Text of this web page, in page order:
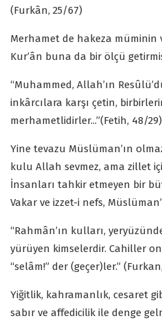
(Furkân, 25/67)
Merhamet de hakeza müminin
Kur’ân buna da bir ölçü
“Muhammed, Allah’ın
inkârcılara karşı çetin,
merhametlidirler...”(Fetih, 48/29)
Yine tevazu Müslüman’ın
kulu Allah sevmez, ama zillet
İnsanları tahkir etmeyen bir
Vakar ve izzet-i nefs,
“Rahmân’ın kulları,
yürüyen kimselerdir. Cahiller
“selâm!” der (geçer)ler.”
Yiğitlik, kahramanlık, cesaret
sabır ve affedicilik ile denge